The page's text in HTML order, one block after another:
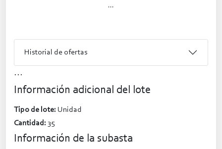
...
Historial de ofertas
...
Información adicional del lote
Tipo de lote: Unidad
Cantidad: 35
Información de la subasta